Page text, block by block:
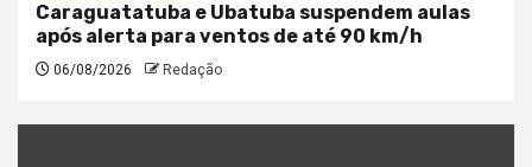
Caraguatatuba e Ubatuba suspendem aulas
após alerta para ventos de até 90 km/h
06/08/2026 Redação